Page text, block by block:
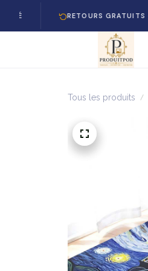
RETOURS GRATUITS 30 JOURS
Tous les produits